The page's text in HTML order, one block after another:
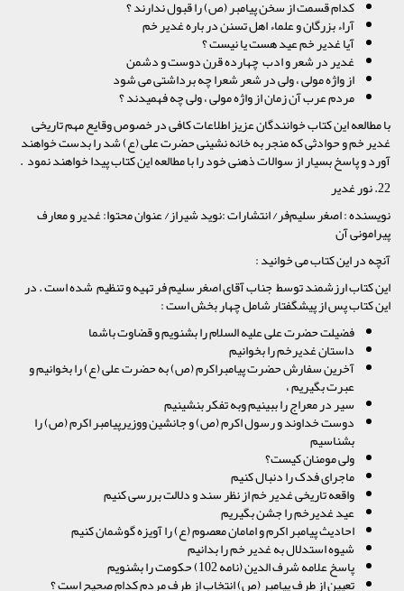
کدام قسمت از سخن پیامبر (ص) را قبول ندارند ؟
آراء بزرگان و علماء اهل تسنن در باره غدیر خم
آیا غدیر خم عید هست یا نیست ؟
غدیر در شعر و ادب چهارده قرن دوست و دشمن
از واژه مولی ، ولی در شعر شعرا چه برداشتی می شود
مردم عرب آن زمان از واژه مولی ، ولی چه فهمیدند ؟
با مطالعه این کتاب خوانندگان عزیز اطلاعات کافی در خصوص وقایع مهم تاریخی
غدیر خم و حوادثی که منجر به خانه نشینی حضرت علی (ع) شد را بدست خواهند
آورد و پاسخ بسیار از سوالات ذهنی خود را با مطالعه این کتاب پیدا خواهند نمود .
22. نور غدیر
نویسنده : اصغر سلیم‌فر‌/ انتشارات :نوید شیراز/ عنوان محتوا: غدیر و معارف
پیرامونی آن
آنچه در این کتاب می خوانید :
این کتاب ارزشمند توسط جناب آقای اصغر سلیم فر تهیه و تنظیم شده است . در
این کتاب پس از پیشگفتار شامل چهار بخش است :
فضیلت حضرت علی علیه السلام را بشنویم و قضاوت باشما
داستان غدیرخم را بخوانیم
آخرین سفارش حضرت پیامبراکرم (ص) به حضرت علی (ع) را بخوانیم و
عبرت بگیریم ،
سیر در معراج را ببینیم وبه تفکر بنشینیم
دوست خداوند و رسول اکرم (ص) و جانشین ووزیرپیامبر اکرم (ص) را
بشناسیم
ولی مومنان کیست؟
ماجرای فدک را دنبال کنیم
واقعه تاریخی غدیر خم از نظر سند و دلالت بررسی کنیم
عید غدیرخم را جشن بگیریم
احادیث پیامبر اکرم و امامان معصوم (ع) را آویزه گوشمان کنیم
شیوه استدلال به غدیر خم را بدانیم
پاسخ علامه شرف الدین (نامه 102) حکومت را بشنویم
تعیین از طرف پیامبر (ص) انتخاب از طرف مردم کدام صحیح است ؟